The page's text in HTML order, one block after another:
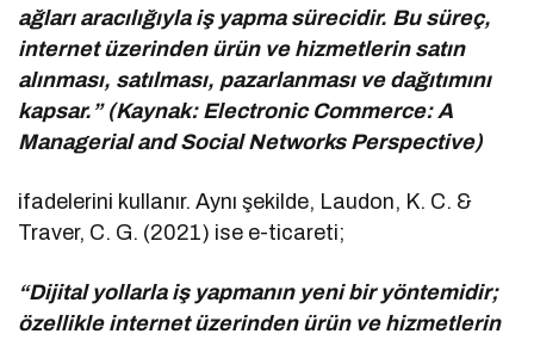
ağları aracılığıyla iş yapma sürecidir. Bu süreç,
internet üzerinden ürün ve hizmetlerin satın
alınması, satılması, pazarlanması ve dağıtımını
kapsar.” (Kaynak: Electronic Commerce: A
Managerial and Social Networks Perspective)
ifadelerini kullanır. Aynı şekilde, Laudon, K. C. &
Traver, C. G. (2021) ise e-ticareti;
“Dijital yollarla iş yapmanın yeni bir yöntemidir;
özellikle internet üzerinden ürün ve hizmetlerin